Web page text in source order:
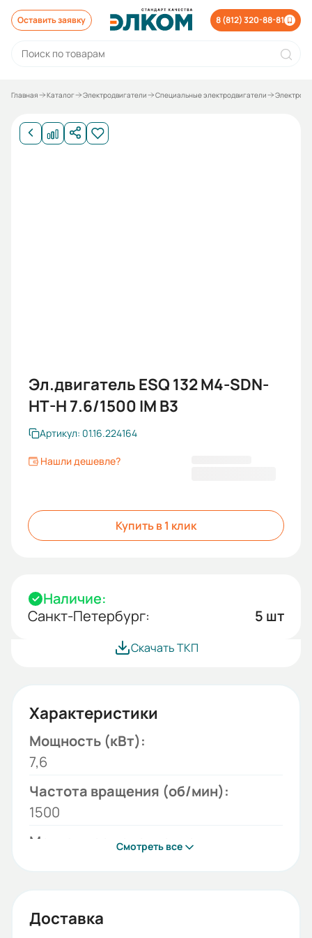
Оставить заявку 8 (812) 320-88-81
Главная Каталог Электродвигатели Специальные электродвигатели
Эл.двигатель ESQ 132 M4-SDN-
HT-H 7.6/1500 IM B3
Артикул: 01.16.224164
Нашли дешевле?
Купить в 1 клик
Наличие:
Санкт-Петербург:
5 шт
Скачать ТКП
Характеристики
Мощность (кВт):
7,6
Частота вращения (об/мин):
1500
Монтажное исполнение:
220/380
Смотреть все
Доставка